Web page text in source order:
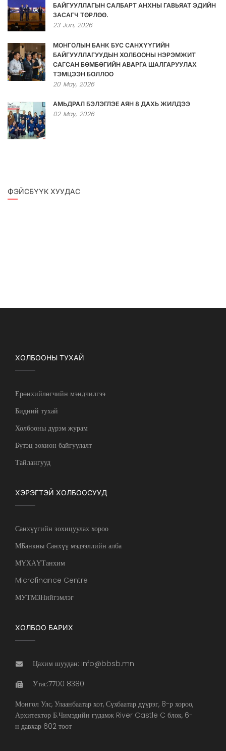
БАЙГУУЛЛАГЫН САЛБАРТ АНХНЫ ГАВЬЯАТ ЭДИЙН
ЗАСАГЧ ТӨРЛӨӨ.
23 Jun, 2026
МОНГОЛЫН БАНК БУС САНХҮҮГИЙН
БАЙГУУЛЛАГУУДЫН ХОЛБООНЫ НЭРЭМЖИТ
САГСАН БӨМБӨГИЙН АВАРГА ШАЛГАРУУЛАХ
ТЭМЦЭЭН БОЛЛОО
20 May, 2026
АМЬДРАЛ БЭЛЭГЛЭЕ АЯН 8 ДАХЬ ЖИЛДЭЭ
02 May, 2026
ФЭЙСБҮҮК ХУУДАС
ХОЛБООНЫ ТУХАЙ
Ерөнхийлөгчийн мэндчилгээ
Бидний тухай
Холбооны дүрэм журам
Бүтэц зохион байгуулалт
Тайлангууд
ХЭРЭГТЭЙ ХОЛБООСУУД
Санхүүгийн зохицуулах хороо
МБанкны Санхүү мэдээллийн алба
МҮХАҮТанхим
Microfinance Centre
МУТМЗНийгэмлэг
ХОЛБОО БАРИХ
Цахим шуудан: info@bbsb.mn
Утас:7700 8380
Монгол Улс, Улаанбаатар хот, Сүхбаатар дүүрэг, 8-р хороо,
Архитектор Б.Чимэдийн гудамж River Castle C блок, 6-
н давхар 602 тоот